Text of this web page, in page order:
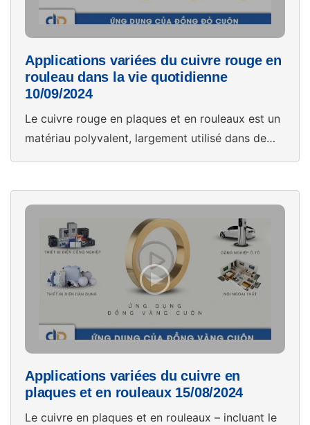
Applications variées du cuivre rouge en
rouleau dans la vie quotidienne
10/09/2024
Le cuivre rouge en plaques et en rouleaux est un
matériau polyvalent, largement utilisé dans de
couramment employé dans les systèmes
électriques domestiques et industriels. Dans le
secteur du bâtiment, le cuivre est apprécié pour
Applications variées du cuivre en
plaques et en rouleaux 15/08/2024
Le cuivre en plaques et en rouleaux – incluant le